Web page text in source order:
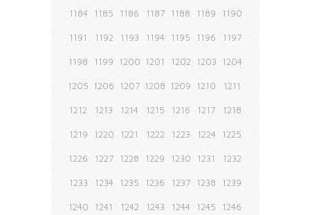
1184 1185 1186 1187 1188 1189 1190
1191 1192 1193 1194 1195 1196 1197
1198 1199 1200 1201 1202 1203 1204
1205 1206 1207 1208 1209 1210 1211
1212 1213 1214 1215 1216 1217 1218
1219 1220 1221 1222 1223 1224 1225
1226 1227 1228 1229 1230 1231 1232
1233 1234 1235 1236 1237 1238 1239
1240 1241 1242 1243 1244 1245 1246